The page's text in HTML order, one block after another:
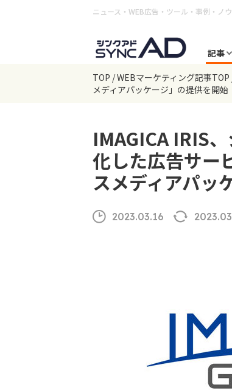
ニュース・WEB広告・ツール・事例・ノ
記事
TOP WEBマーケティング記事TOP
メディアパッケージ」の提供を開始
IMAGICA IRIS
化した広告サー
スメディアパッ
2023.03.16